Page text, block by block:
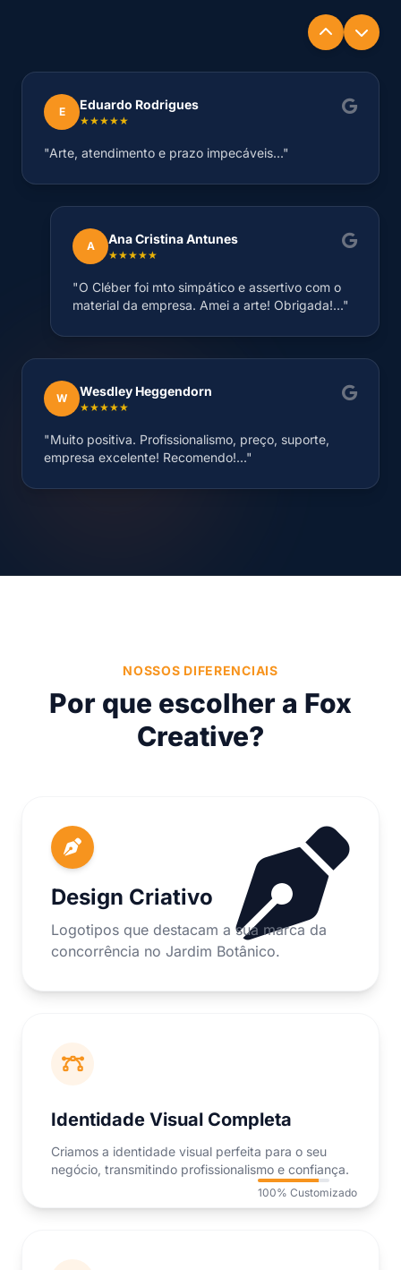
E Eduardo Rodrigues
★★★★★
"Arte, atendimento e prazo impecáveis..."
A Ana Cristina Antunes
★★★★★
"O Cléber foi mto simpático e assertivo com o
material da empresa. Amei a arte! Obrigada!..."
W Wesdley Heggendorn
★★★★★
"Muito positiva. Profissionalismo, preço, suporte,
empresa excelente! Recomendo!..."
NOSSOS DIFERENCIAIS
Por que escolher a Fox
Creative?
Design Criativo
Logotipos que destacam a sua marca da
concorrência no Jardim Botânico.
Identidade Visual Completa
Criamos a identidade visual perfeita para o seu
negócio, transmitindo profissionalismo e confiança.
100% Customizado